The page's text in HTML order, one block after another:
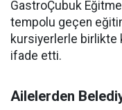
GastroÇubuk
tempolu geçen
kursiyerlerle birlikte
ifade etti.
Ailelerden